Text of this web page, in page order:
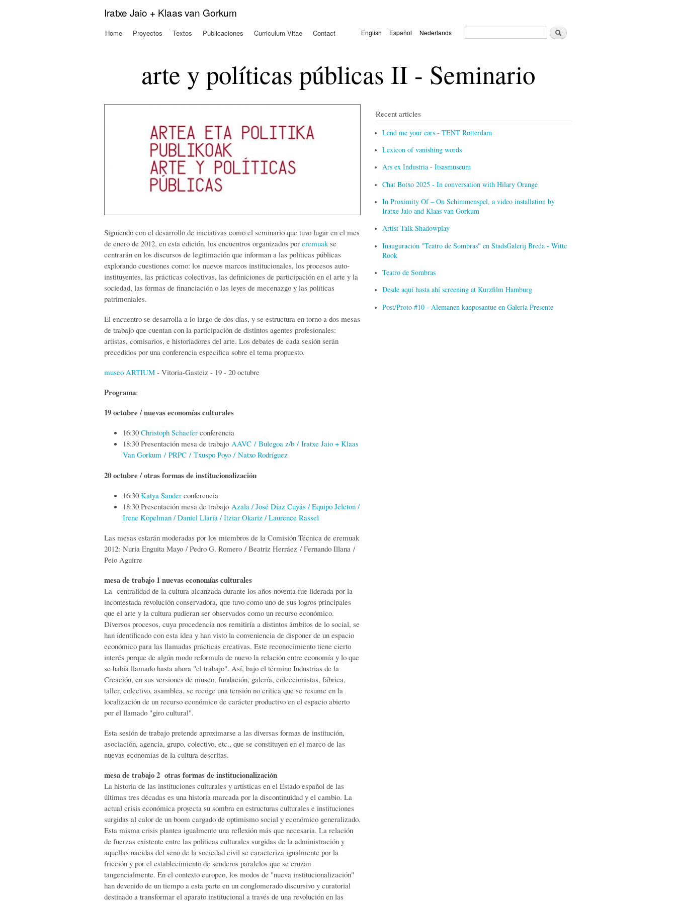
Iratxe Jaio + Klaas van Gorkum
Idiomas
English Español Nederlands
Formulario de búsqueda
Buscar
Menú principal
Home Proyectos Textos Publicaciones Curriculum Vitae Contact
arte y políticas públicas II - Seminario
Siguiendo con el desarrollo de iniciativas como el seminario que tuvo lugar en el mes
de enero de 2012, en esta edición, los encuentros organizados por eremuakse
centrarán en los discursos de legitimación que informan a las políticas públicas
explorando cuestiones como: los nuevos marcos institucionales, los procesos auto-
instituyentes, las prácticas colectivas, las definiciones de participación en el arte y la
sociedad, las formas de financiación o las leyes de mecenazgo y las políticas
patrimoniales.
El encuentro se desarrolla a lo largo de dos días, y se estructura en torno a dos mesas
de trabajo que cuentan con la participación de distintos agentes profesionales:
artistas, comisarios, e historiadores del arte. Los debates de cada sesión serán
precedidos por una conferencia específica sobre el tema propuesto.
museo ARTIUM - Vitoria-Gasteiz - 19 - 20 octubre
Programa:
19 octubre / nuevas economías culturales
16:30Christoph Schaefer conferencia
18:30 Presentación mesa de trabajoAAVC / Bulegoa z/b / Iratxe Jaio + Klaas
Van Gorkum / PRPC / Txuspo Poyo / Natxo Rodríguez
20 octubre / otras formas de institucionalización
16:30Katya Sander conferencia
18:30 Presentación mesa de trabajo Azala / José Díaz Cuyás / Equipo Jeleton /
Irene Kopelman / Daniel Llaría / Itziar Okariz / Laurence Rassel
Las mesas estarán moderadas por los miembros de la Comisión Técnica de eremuak
2012: Nuria Enguita Mayo / Pedro G. Romero / Beatriz Herráez / Fernando Illana /
Peio Aguirre
mesa de trabajo 1 nuevas economías culturales
La centralidad de la cultura alcanzada durante los años noventa fue liderada por la
incontestada revolución conservadora, que tuvo como uno de sus logros principales
que el arte y la cultura pudieran ser observados como un recurso económico.
Diversos procesos, cuya procedencia nos remitiría a distintos ámbitos de lo social, se
han identificado con esta idea y han visto la conveniencia de disponer de un espacio
económico para las llamadas prácticas creativas. Este reconocimiento tiene cierto
interés porque de algún modo reformula de nuevo la relación entre economía y lo que
se había llamado hasta ahora "el trabajo". Así, bajo el término Industrias de la
Creación, en sus versiones de museo, fundación, galería, coleccionistas, fábrica,
taller, colectivo, asamblea, se recoge una tensión no crítica que se resume en la
localización de un recurso económico de carácter productivo en el espacio abierto
por el llamado "giro cultural".
Esta sesión de trabajo pretende aproximarse a las diversas formas de institución,
asociación, agencia, grupo, colectivo, etc., que se constituyen en el marco de las
nuevas economías de la cultura descritas.
mesa de trabajo 2 otras formas de institucionalización
La historia de las instituciones culturales y artísticas en el Estado español de las
últimas tres décadas es una historia marcada por la discontinuidad y el cambio. La
actual crisis económica proyecta su sombra en estructuras culturales e instituciones
surgidas al calor de un boom cargado de optimismo social y económico generalizado.
Esta misma crisis plantea igualmente una reflexión más que necesaria. La relación
de fuerzas existente entre las políticas culturales surgidas de la administración y
aquellas nacidas del seno de la sociedad civil se caracteriza igualmente por la
fricción y por el establecimiento de senderos paralelos que se cruzan
tangencialmente. En el contexto europeo, los modos de "nueva institucionalización"
han devenido de un tiempo a esta parte en un conglomerado discursivo y curatorial
destinado a transformar el aparato institucional a través de una revolución en las
Recent articles
Lend me your ears - TENT Rotterdam
Lexicon of vanishing words
Ars ex Industria - Itsasmuseum
Chat Botxo 2025 - In conversation with Hilary Orange
In Proximity Of – On Schimmenspel, a video installation by
Iratxe Jaio and Klaas van Gorkum
Artist Talk Shadowplay
Inauguración "Teatro de Sombras" en StadsGalerij Breda - Witte
Rook
Teatro de Sombras
Desde aquí hasta ahí screening at Kurzfilm Hamburg
Post/Proto #10 - Alemanen kanposantue en Galeria Presente